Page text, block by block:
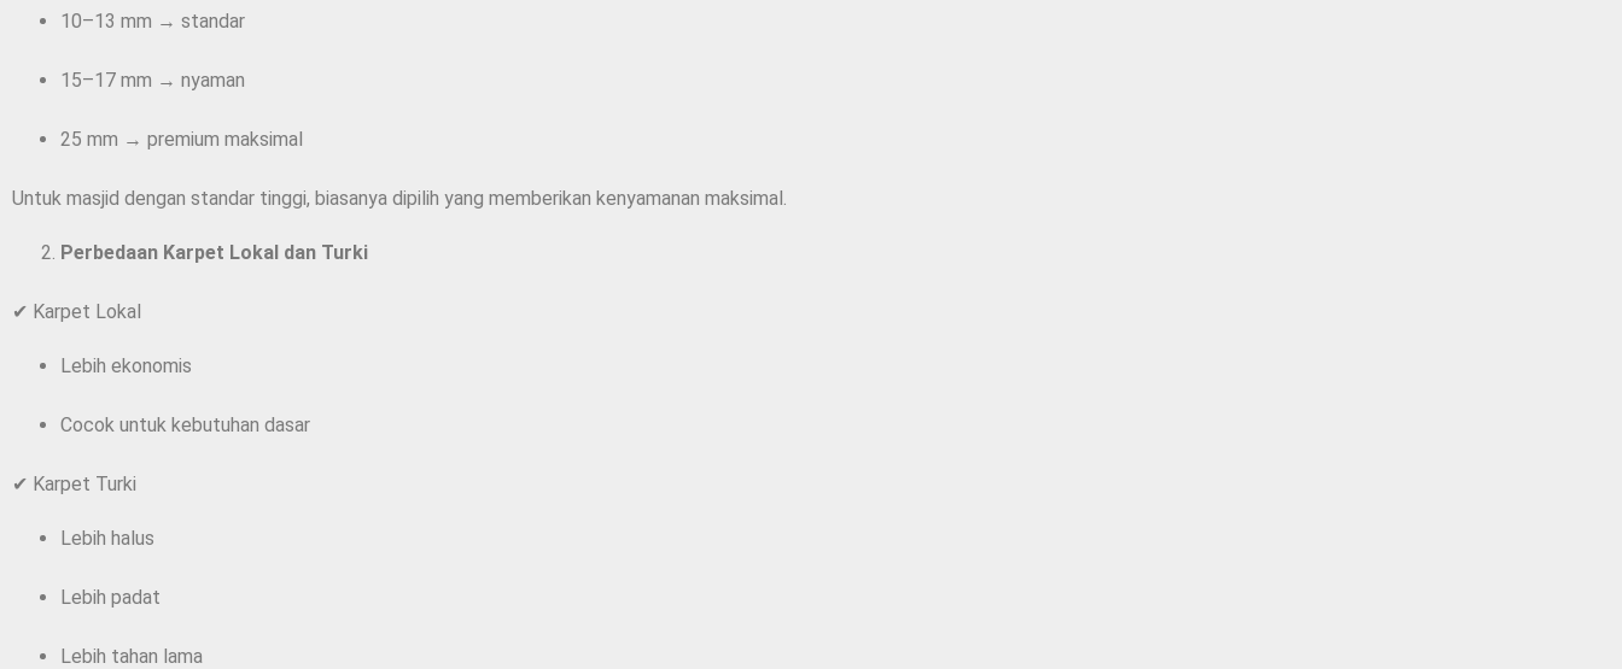
10–13 mm → standar
15–17 mm → nyaman
25 mm → premium maksimal
Untuk masjid dengan standar tinggi, biasanya dipilih yang memberikan kenyamanan maksimal.
Perbedaan Karpet Lokal dan Turki
✔ Karpet Lokal
Lebih ekonomis
Cocok untuk kebutuhan dasar
✔ Karpet Turki
Lebih halus
Lebih padat
Lebih tahan lama